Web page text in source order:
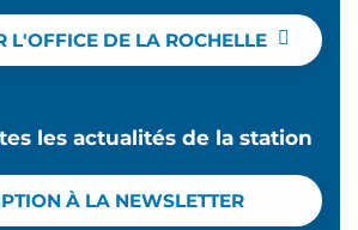
L'OFFICE DE LA ROCHELLE
les actualités de la station
À LA NEWSLETTER